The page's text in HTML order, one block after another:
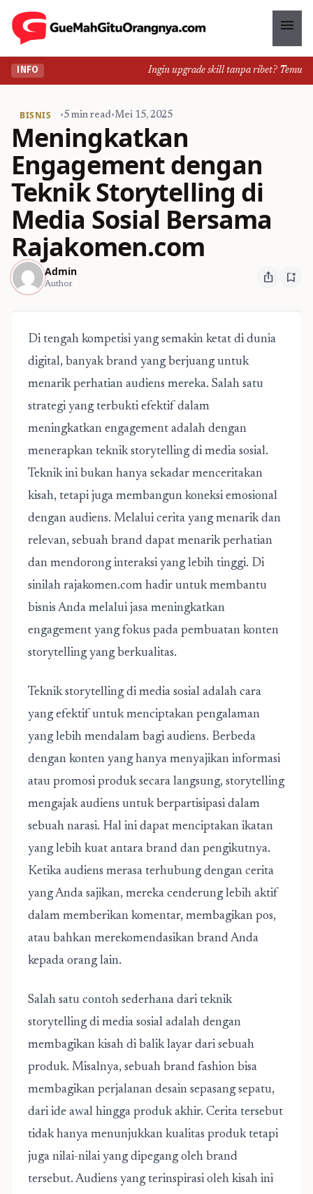
menu
INFO Ingin upgrade skill tanpa ribet? Temukan
BISNIS •5 min read•Mei 15, 2025
Meningkatkan
Engagement dengan
Teknik Storytelling di
Media Sosial Bersama
Rajakomen.com
Admin
Author ios_share bookmark_add
Di tengah kompetisi yang semakin ketat di dunia
digital, banyak brand yang berjuang untuk
menarik perhatian audiens mereka. Salah satu
strategi yang terbukti efektif dalam
meningkatkan engagement adalah dengan
menerapkan teknik storytelling di media sosial.
Teknik ini bukan hanya sekadar menceritakan
kisah, tetapi juga membangun koneksi emosional
dengan audiens. Melalui cerita yang menarik dan
relevan, sebuah brand dapat menarik perhatian
dan mendorong interaksi yang lebih tinggi. Di
sinilah rajakomen.com hadir untuk membantu
bisnis Anda melalui jasa meningkatkan
engagement yang fokus pada pembuatan konten
storytelling yang berkualitas.
Teknik storytelling di media sosial adalah cara
yang efektif untuk menciptakan pengalaman
yang lebih mendalam bagi audiens. Berbeda
dengan konten yang hanya menyajikan informasi
atau promosi produk secara langsung, storytelling
mengajak audiens untuk berpartisipasi dalam
sebuah narasi. Hal ini dapat menciptakan ikatan
yang lebih kuat antara brand dan pengikutnya.
Ketika audiens merasa terhubung dengan cerita
yang Anda sajikan, mereka cenderung lebih aktif
dalam memberikan komentar, membagikan pos,
atau bahkan merekomendasikan brand Anda
kepada orang lain.
Salah satu contoh sederhana dari teknik
storytelling di media sosial adalah dengan
membagikan kisah di balik layar dari sebuah
produk. Misalnya, sebuah brand fashion bisa
membagikan perjalanan desain sepasang sepatu,
dari ide awal hingga produk akhir. Cerita tersebut
tidak hanya menunjukkan kualitas produk tetapi
juga nilai-nilai yang dipegang oleh brand
tersebut. Audiens yang terinspirasi oleh kisah ini